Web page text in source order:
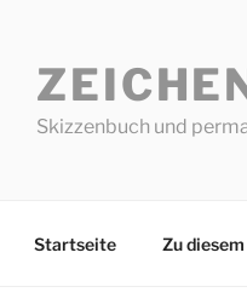
Skizzenbuch und
Startseite Zu